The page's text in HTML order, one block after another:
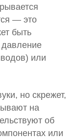
— это
быть
давление
или
но скрежет,
на
об
или